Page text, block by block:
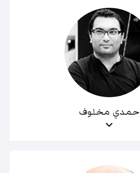
حمدي مخلوف